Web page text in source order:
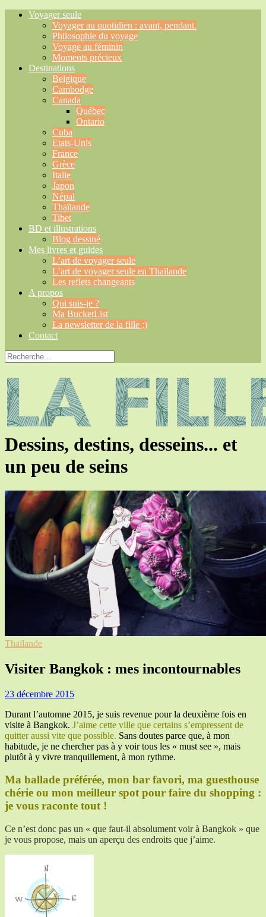
Voyager seule
Voyager au quotidien : avant, pendant.
Philosophie du voyage
Voyage au féminin
Moments précieux
Destinations
Belgique
Cambodge
Canada
Québec
Ontario
Cuba
Etats-Unis
France
Grèce
Italie
Japon
Népal
Thaïlande
Tibet
BD et illustrations
Blog dessiné
Mes livres et guides
L’art de voyager seule
L’art de voyager seule en Thaïlande
Les reflets changeants
A propos
Qui suis-je ?
Ma BucketList
La newsletter de la fille ;)
Contact
Dessins, destins, desseins... et
un peu de seins
Thaïlande
Visiter Bangkok : mes incontournables
23 décembre 2015
Durant l’automne 2015, je suis revenue pour la deuxième fois en
visite à Bangkok. J’aime cette ville que certains s’empressent de
quitter aussi vite que possible. Sans doutes parce que, à mon
habitude, je ne chercher pas à y voir tous les « must see », mais
plutôt à y vivre tranquillement, à mon rythme.
Ma ballade préférée, mon bar favori, ma guesthouse
chérie ou mon meilleur spot pour faire du shopping :
je vous raconte tout !
Ce n’est donc pas un « que faut-il absolument voir à Bangkok » que
je vous propose, mais un aperçu des endroits que j’aime.